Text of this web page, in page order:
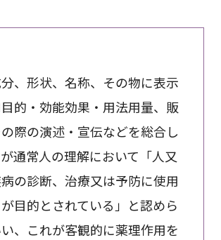
、形状、名称、その物に表示
的・効能効果・用法用量、販
際の演述・宣伝などを総合し
通常人の理解において「人又
の診断、治療又は予防に使用
目的とされている」と認めら
、これが客観的に薬理作用を